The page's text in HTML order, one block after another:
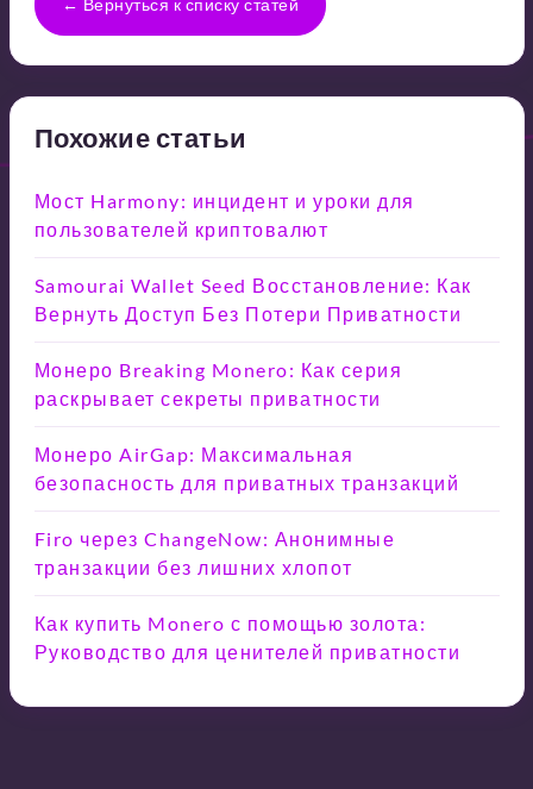
Похожие статьи
Мост Harmony: инцидент и уроки для
пользователей криптовалют
Samourai Wallet Seed Восстановление: Как
Вернуть Доступ Без Потери Приватности
Монеро Breaking Monero: Как серия
раскрывает секреты приватности
Монеро AirGap: Максимальная
безопасность для приватных транзакций
Firo через ChangeNow: Анонимные
транзакции без лишних хлопот
Как купить Monero с помощью золота:
Руководство для ценителей приватности